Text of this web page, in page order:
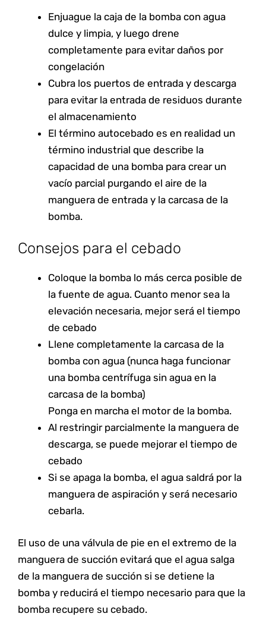
Enjuague la caja de la bomba con agua
dulce y limpia, y luego drene
completamente para evitar daños por
congelación
Cubra los puertos de entrada y descarga
para evitar la entrada de residuos durante
el almacenamiento
El término autocebado es en realidad un
término industrial que describe la
capacidad de una bomba para crear un
vacío parcial purgando el aire de la
manguera de entrada y la carcasa de la
bomba.
Consejos para el cebado
Coloque la bomba lo más cerca posible de
la fuente de agua. Cuanto menor sea la
elevación necesaria, mejor será el tiempo
de cebado
Llene completamente la carcasa de la
bomba con agua (nunca haga funcionar
una bomba centrífuga sin agua en la
carcasa de la bomba)
Ponga en marcha el motor de la bomba.
Al restringir parcialmente la manguera de
descarga, se puede mejorar el tiempo de
cebado
Si se apaga la bomba, el agua saldrá por la
manguera de aspiración y será necesario
cebarla.
El uso de una válvula de pie en el extremo de la
manguera de succión evitará que el agua salga
de la manguera de succión si se detiene la
bomba y reducirá el tiempo necesario para que la
bomba recupere su cebado.